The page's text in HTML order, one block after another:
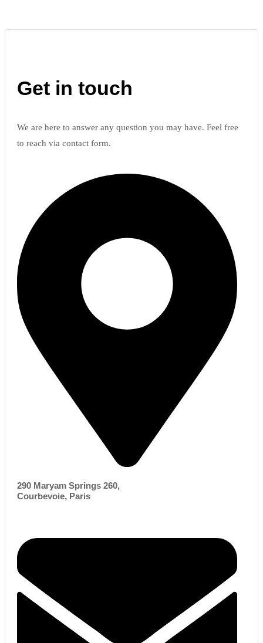
Get in touch
We are here to answer any question you may have. Feel free
to reach via contact form.
290 Maryam Springs 260,
Courbevoie, Paris